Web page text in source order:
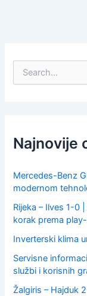
f
o
:
Najnovije
Mercedes-Benz
modernom
Rijeka – Ilves 1-0
korak prema
Inverterski klima
Servisne
službi i korisnih
Žalgiris – Hajduk